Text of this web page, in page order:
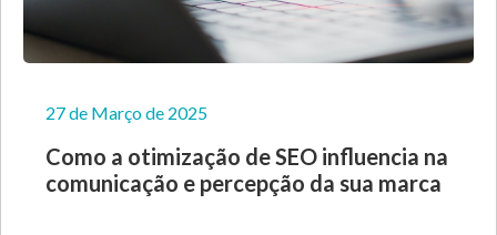
27 de Março de 2025
Como a otimização de SEO influencia na
comunicação e percepção da sua marca